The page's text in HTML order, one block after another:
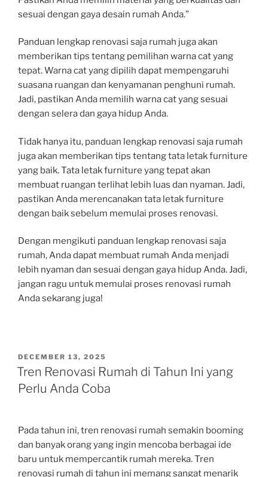
sesuai dengan gaya desain rumah Anda.”
Panduan lengkap renovasi saja rumah juga akan
memberikan tips tentang pemilihan warna cat yang
tepat. Warna cat yang dipilih dapat mempengaruhi
suasana ruangan dan kenyamanan penghuni rumah.
Jadi, pastikan Anda memilih warna cat yang sesuai
dengan selera dan gaya hidup Anda.
Tidak hanya itu, panduan lengkap renovasi saja rumah
juga akan memberikan tips tentang tata letak furniture
yang baik. Tata letak furniture yang tepat akan
membuat ruangan terlihat lebih luas dan nyaman. Jadi,
pastikan Anda merencanakan tata letak furniture
dengan baik sebelum memulai proses renovasi.
Dengan mengikuti panduan lengkap renovasi saja
rumah, Anda dapat membuat rumah Anda menjadi
lebih nyaman dan sesuai dengan gaya hidup Anda. Jadi,
jangan ragu untuk memulai proses renovasi rumah
Anda sekarang juga!
POSTED
ON
DECEMBER 13, 2025
Tren Renovasi Rumah di Tahun Ini yang
Perlu Anda Coba
Pada tahun ini, tren renovasi rumah semakin booming
dan banyak orang yang ingin mencoba berbagai ide
baru untuk mempercantik rumah mereka. Tren
renovasi rumah di tahun ini memang sangat menarik